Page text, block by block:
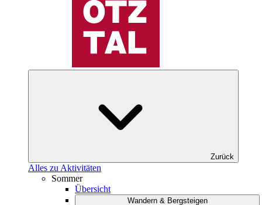
Zurück
Alles zu Aktivitäten
Sommer
Übersicht
Wandern & Bergsteigen